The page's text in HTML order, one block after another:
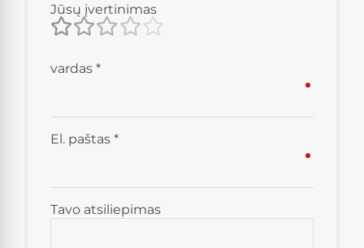
Jūsų įvertinimas
Tavo atsiliepimas
vardas *
El. paštas *